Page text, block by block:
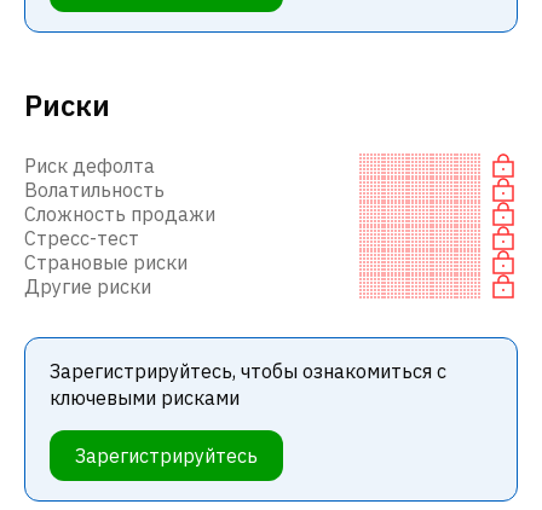
Риски
Риск дефолта
Волатильность
Сложность продажи
Стресс-тест
Страновые риски
Другие риски
Зарегистрируйтесь, чтобы ознакомиться с
ключевыми рисками
Зарегистрируйтесь